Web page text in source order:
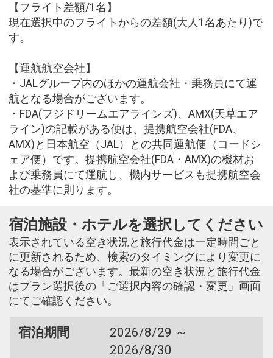
【フライト差額/1名】
現在選択中のフライトからの差額(大人1名あたり)で
す。
【運航航空会社】
・JALグループ内のほかの運航会社・乗務員にて運
航となる場合がございます。
・FDA(フジドリームエアラインズ)、AMX(天草エア
ライン)の記載がある便は、提携航空会社(FDA、
AMX)と日本航空（JAL）との共同運航便（コードシ
ェア便）です。提携航空会社(FDA・AMX)の機材お
よび乗務員にて運航し、機内サービスも提携航空会
社の基準に則ります。
宿泊施設・ホテルを選択してください
表示されている空き状況と旅行代金は一定時間ごと
に更新されるため、検索のタイミングにより変更に
なる場合がございます。最新の空き状況と旅行代金
はプラン選択後の「ご選択内容の確認・変更」画面
にてご確認ください。
宿泊期間
2026/8/29 ～
2026/8/30